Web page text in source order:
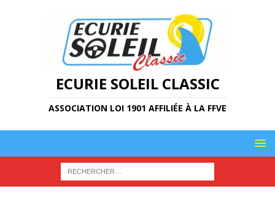
ECURIE SOLEIL CLASSIC
ASSOCIATION LOI 1901 AFFILIÉE À LA FFVE